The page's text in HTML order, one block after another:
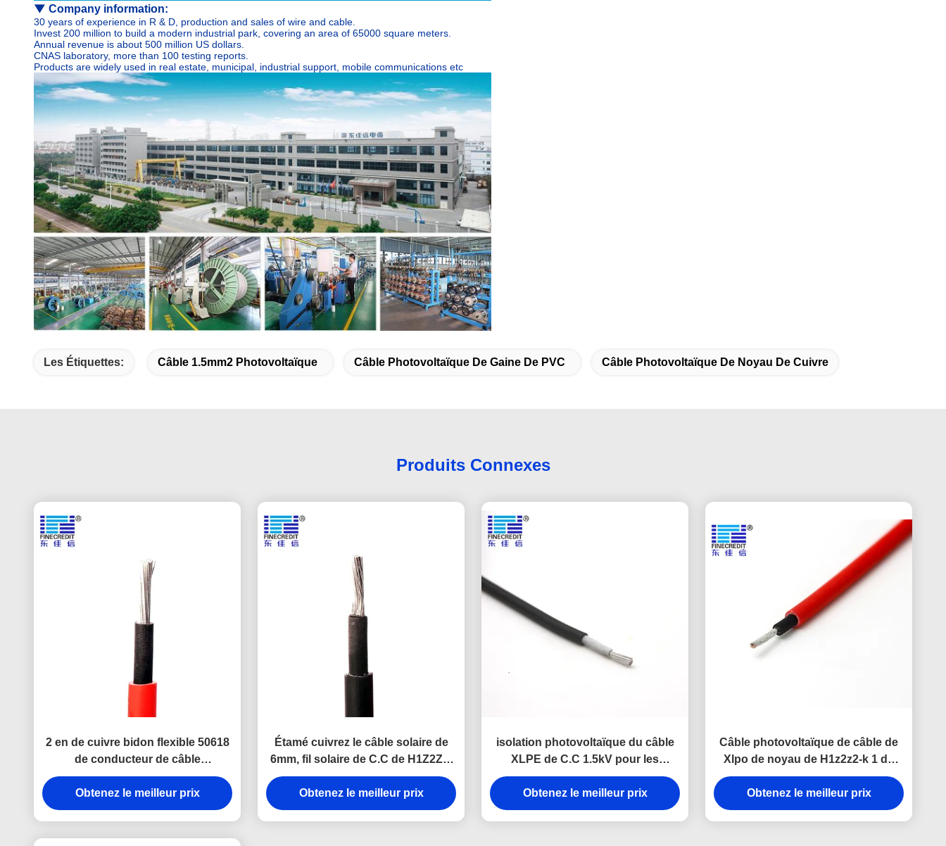
▼ Company information:
30 years of experience in R & D, production and sales of wire and cable.
Invest 200 million to build a modern industrial park, covering an area of 65000 square meters.
Annual revenue is about 500 million US dollars.
CNAS laboratory, more than 100 testing reports.
Products are widely used in real estate, municipal, industrial support, mobile communications etc
Les Étiquettes: Câble 1.5mm2 Photovoltaïque Câble Photovoltaïque De Gaine De PVC Câble Photovoltaïque De Noyau De Cuivre
Produits Connexes
2 en de cuivre bidon flexible 50618
de conducteur de câble
photovoltaïque de PFG 1169
H1Z2Z2-K
Obtenez le meilleur prix
Étamé cuivrez le câble solaire de
6mm, fil solaire de C.C de H1Z2Z2-
K 1.5kV
Obtenez le meilleur prix
isolation photovoltaïque du câble
XLPE de C.C 1.5kV pour les
systèmes solaires
Obtenez le meilleur prix
Câble photovoltaïque de câble de
Xlpo de noyau de H1z2z2-k 1 de
lumière du soleil de PVC de
certification résistante solaire de la
gaine TUV
Obtenez le meilleur prix